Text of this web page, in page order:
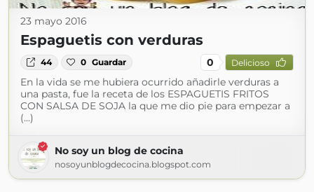
23 mayo 2016
Espaguetis con verduras
44 0 Guardar 0 Delicioso
En la vida se me hubiera ocurrido añadirle verduras a
una pasta, fue la receta de los ESPAGUETIS FRITOS
CON SALSA DE SOJA la que me dio pie para empezar a
(...)
No soy un blog de cocina
nosoyunblogdecocina.blogspot.com